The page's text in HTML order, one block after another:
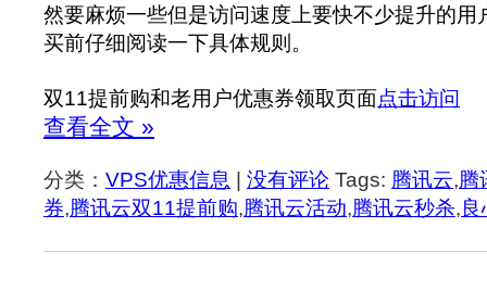
然要麻烦一些但是访问速度上要快不少提升的用
买前仔细阅读一下具体规则。
双11提前购和老用户优惠券领取页面点击访问
查看全文 »
分类： VPS优惠信息 没有评论 Tags: 腾讯云,腾
券,腾讯云双11提前购,腾讯云活动,腾讯云秒杀,